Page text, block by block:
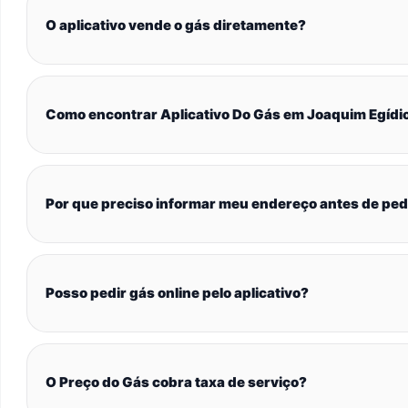
O aplicativo vende o gás diretamente?
Como encontrar Aplicativo Do Gás em Joaquim
Por que preciso informar meu endereço antes de
Posso pedir gás online pelo aplicativo?
O Preço do Gás cobra taxa de serviço?